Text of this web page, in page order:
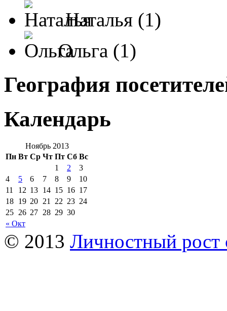
Наталья (1)
Ольга (1)
География
Календарь
Ноябрь 2013
Пн Вт Ср Чт Пт Сб Вс
« Окт
1 2
3
4
5 6 7 8 9
10
11
12 13 14 15 16 17
18 19 20 21 22 23 24
25 26 27 28 29 30
© 2013 Личностный рост